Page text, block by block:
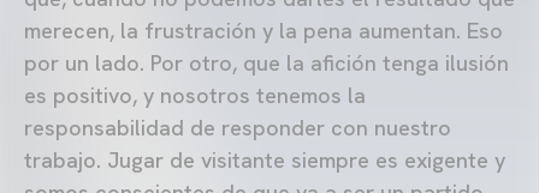
merecen, la frustración y la pena aumentan. Eso
por un lado. Por otro, que la afición tenga ilusión
es positivo, y nosotros tenemos la
responsabilidad de responder con nuestro
trabajo. Jugar de visitante siempre es exigente y